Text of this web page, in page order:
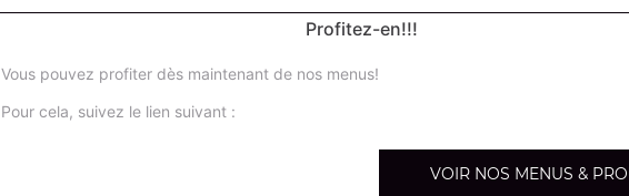
orientale large
Base sauce tomate, mozzarella, merguez, poivrons, olives,
Profitez-en!!!
Vous pouvez profiter dès maintenant de nos menus!
Pour cela, suivez le lien suivant :
VOIR NOS MENUS &